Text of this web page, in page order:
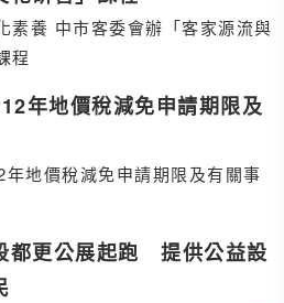
「客家源流與
程
年地價稅減免申請期限及
年地價稅減免申請期限及有關事
都更公展起跑 提供公益設